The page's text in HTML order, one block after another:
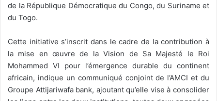
de la République Démocratique du Congo, du Suriname et
du Togo.
Cette initiative s’inscrit dans le cadre de la contribution à
la mise en œuvre de la Vision de Sa Majesté le Roi
Mohammed VI pour l’émergence durable du continent
africain, indique un communiqué conjoint de l’AMCI et du
Groupe Attijariwafa bank, ajoutant qu’elle vise à consolider